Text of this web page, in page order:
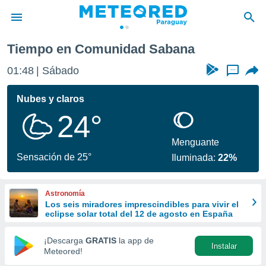
de
ha
calidad.
a este
las
y
forma
digital
basada
Tiempo en Comunidad Sabana
01:48 Sábado ...
Nubes y claros
24°
Sensación de 25°
Menguante
Iluminada:22%
Astronomía
Los seis miradores imprescindibles para vivir el
eclipse solar total del 12 de agosto en España
¡Descarga GRATIS la app de
Meteored!
Instalar